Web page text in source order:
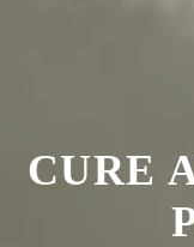
CURE